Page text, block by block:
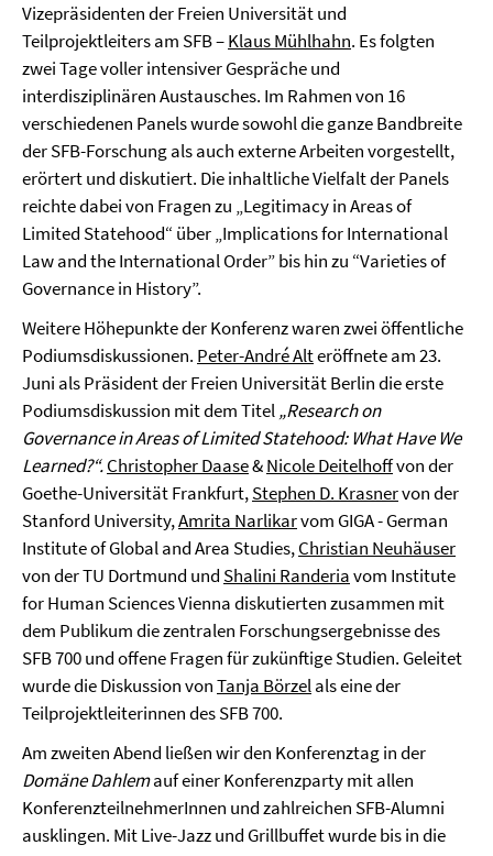
Vizepräsidenten der Freien Universität und
Teilprojektleiters am SFB –Klaus Mühlhahn. Es folgten
zwei Tage voller intensiver Gespräche und
interdisziplinären Austausches. Im Rahmen von 16
verschiedenen Panels wurde sowohl die ganze Bandbreite
der SFB-Forschung als auch externe Arbeiten vorgestellt,
erörtert und diskutiert. Die inhaltliche Vielfalt der Panels
reichte dabei von Fragen zu „Legitimacy in Areas of
Limited Statehood“ über „Implications for International
Law and the International Order” bis hin zu “Varieties of
Governance in History”.
Weitere Höhepunkte der Konferenz waren zwei öffentliche
Podiumsdiskussionen. Peter-André Alteröffnete am 23.
Juni als Präsident der Freien Universität Berlin die erste
Podiumsdiskussion mit dem Titel„Research on
Governance in Areas of Limited Statehood: What Have We
Learned?“.Christopher Daase&Nicole Deitelhoffvon der
Goethe-Universität Frankfurt,Stephen D. Krasnervon der
Stanford University,Amrita Narlikarvom GIGA - German
Institute of Global and Area Studies,Christian Neuhäuser
von der TU Dortmund und Shalini Randeriavom Institute
for Human Sciences Vienna diskutierten zusammen mit
dem Publikum die zentralen Forschungsergebnisse des
SFB 700 und offene Fragen für zukünftige Studien. Geleitet
wurde die Diskussion vonTanja Börzelals eine der
Teilprojektleiterinnen des SFB 700.
Am zweiten Abend ließen wir den Konferenztag in der
Domäne Dahlemauf einer Konferenzparty mit allen
KonferenzteilnehmerInnen und zahlreichen SFB-Alumni
ausklingen. Mit Live-Jazz und Grillbuffet wurde bis in die